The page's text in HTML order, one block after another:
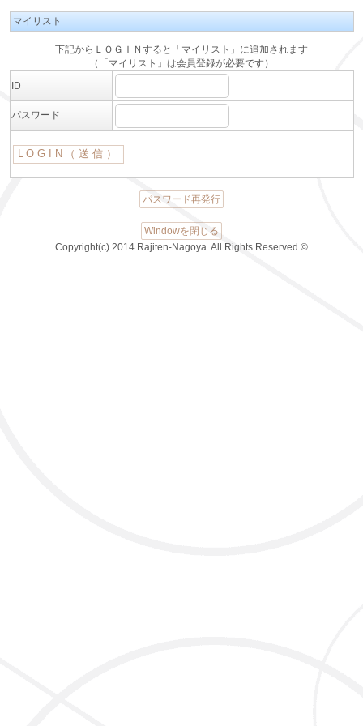
マイリスト
下記からＬＯＧＩＮすると「マイリスト」に追加されます
（「マイリスト」は会員登録が必要です）
ID
パスワード
パスワード再発行
Windowを閉じる
Copyright(c) 2014 Rajiten-Nagoya. All Rights Reserved.©